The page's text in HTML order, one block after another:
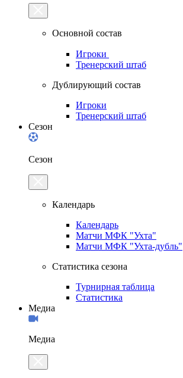
Основной состав
Игроки
Тренерский штаб
Дублирующий состав
Игроки
Тренерский штаб
Сезон
Сезон
Календарь
Календарь
Матчи МФК "Ухта"
Матчи МФК "Ухта-дубль"
Статистика сезона
Турнирная таблица
Статистика
Медиа
Медиа